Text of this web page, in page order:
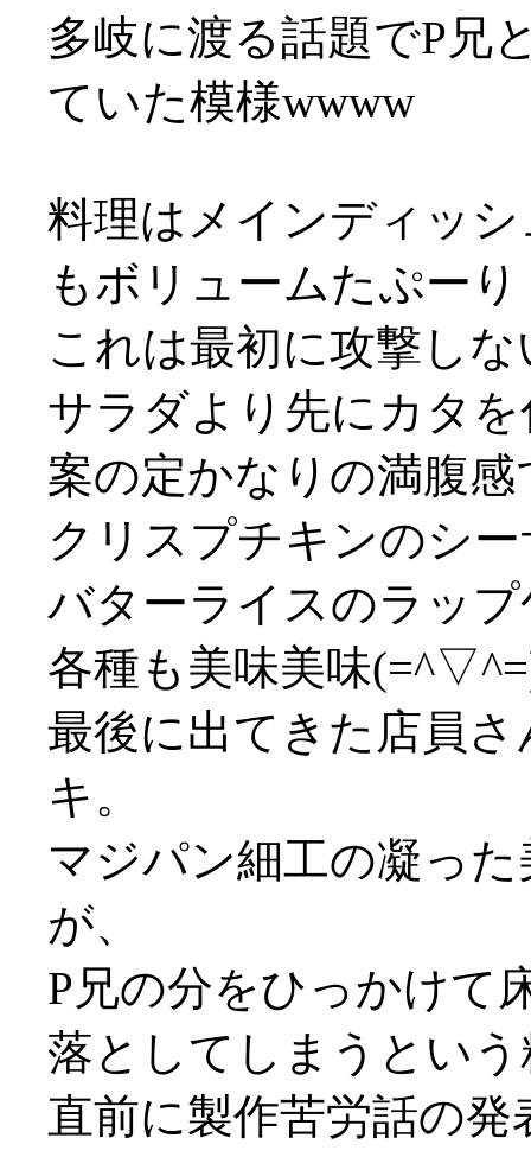
多岐に渡る話題でP兄
ていた模様wwww
料理はメインディッ
もボリュームたぷーり
これは最初に攻撃し
サラダより先にカタ
案の定かなりの満腹感
クリスプチキンのシ
バターライスのラッ
各種も美味美味
最後に出てきた店員
キ。
マジパン細工の凝っ
が、
P兄の分をひっかけて
落としてしまうとい
直前に製作苦労話の